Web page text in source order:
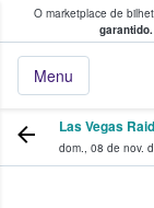
O marketplace de
garantido.
Menu
fãs
Las Vegas
dom., 08 de nov.